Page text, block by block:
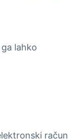
lahko
račun